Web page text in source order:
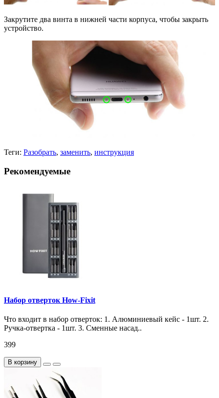
Закрутите два винта в нижней части корпуса, чтобы закрыть
устройство.
Теги: Разобрать, заменить, инструкция
Рекомендуемые
Набор отверток How-Fixit
Что входит в набор отверток: 1. Алюминиевый кейс - 1шт. 2.
Ручка-отвертка - 1шт. 3. Сменные насад..
399
В корзину